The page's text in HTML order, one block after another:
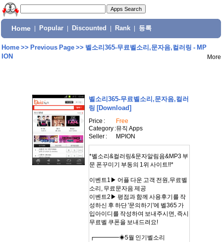
Home Popular Discounted Rank 등록
Home>> Previous Page>> 벨소리365-무료벨소리,문자음,컬러링 - MP
ION
More
벨소리365-무료벨소리,문자음,컬러
링 [Download]
Price :
Free
Category :뮤직 Apps
Seller :
MPION
*벨소리&컬러링&문자알림음&MP3 부
문 폰꾸미기 부동의 1위 사이트!!*
이벤트1▶ 어플 다운 고객 전원,무료벨
소리, 무료문자음 제공
이벤트2▶ 평점과 함께 사용후기를 작
성하신 후 하단 '문의하기'에 벨365 가
입아이디를 작성하여 보내주시면, 즉시
무료벨 쿠폰을 보내드려요!
┏━━━━◈5월 인기벨소리